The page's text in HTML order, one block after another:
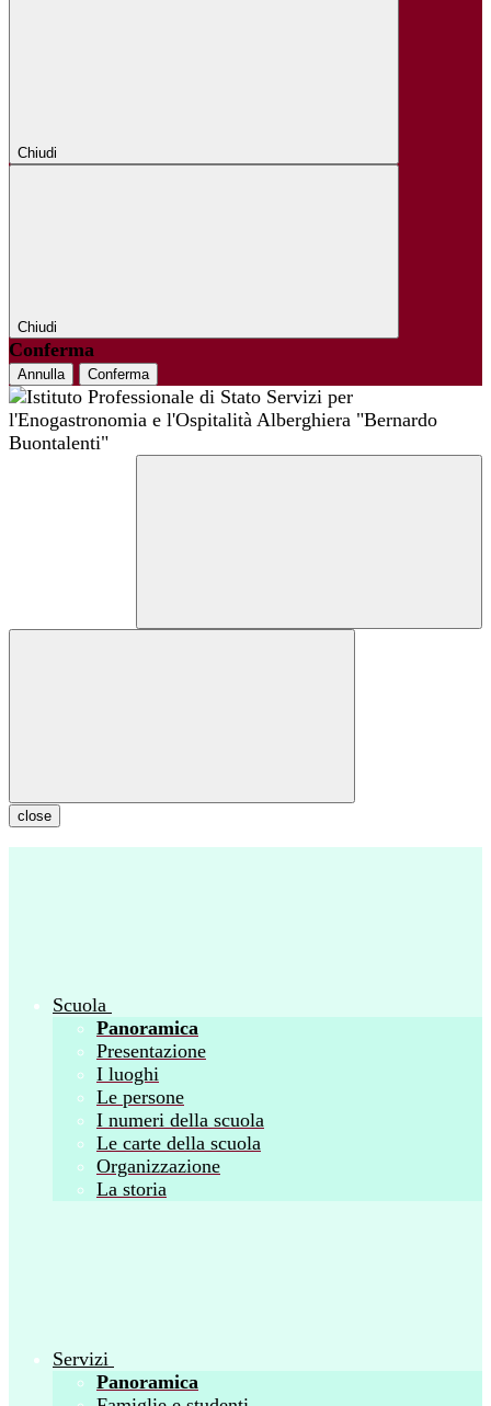
Chiudi
Chiudi
Conferma
Annulla Conferma
close
Scuola
Panoramica
Presentazione
I luoghi
Le persone
I numeri della scuola
Le carte della scuola
Organizzazione
La storia
Servizi
Panoramica